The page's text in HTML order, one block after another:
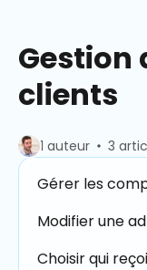
Gestion
clients
1 auteur 3
Gérer les
Modifier une
Choisir qui